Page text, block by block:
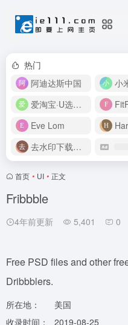
热门
阿迪达斯中国
小
爱淘宝·U选好价
Eve Lom
去水印下载视频
首页 • UI • 正文
Fribbble
4年前更新 5,401 0
Free PSD files and other
Dribbblers.
所在地：
美国
收录时间：
2019-08-25